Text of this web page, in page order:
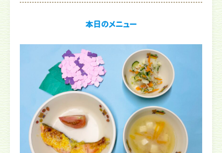
本日のメニュー